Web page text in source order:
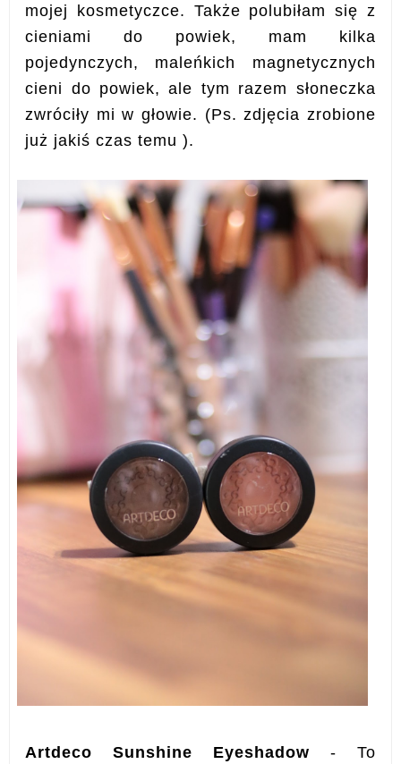
mojej kosmetyczce. Także polubiłam się z
cieniami do powiek, mam kilka
pojedynczych, maleńkich magnetycznych
cieni do powiek, ale tym razem słoneczka
zwróciły mi w głowie. (Ps. zdjęcia zrobione
już jakiś czas temu ).
Artdeco Sunshine Eyeshadow - To